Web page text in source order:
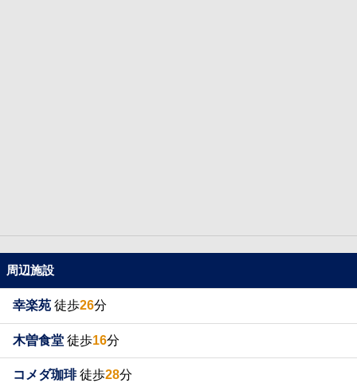
周辺施設
幸楽苑 徒歩26分
木曽食堂 徒歩16分
コメダ珈琲徒歩28分